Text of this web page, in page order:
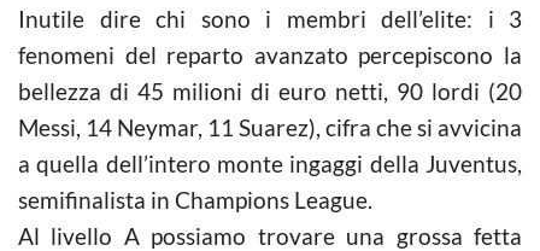
Inutile dire chi sono i membri dell’elite: i 3
fenomeni del reparto avanzato percepiscono la
bellezza di 45 milioni di euro netti, 90 lordi (20
Messi, 14 Neymar, 11 Suarez), cifra che si avvicina
a quella dell’intero monte ingaggi della Juventus,
semifinalista in Champions League.
Al livello A possiamo trovare una grossa fetta